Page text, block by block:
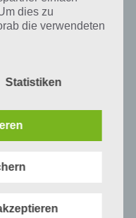
dies zu
die verwendeten
sind alle
beziehen.
Statistiken